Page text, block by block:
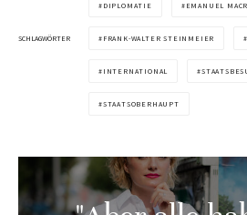
SCHLAGWÖRTER
DIPLOMATIE EMANUEL
FRANK-WALTER STEINMEIER
INTERNATIONAL
STAATSOBERHAUPT